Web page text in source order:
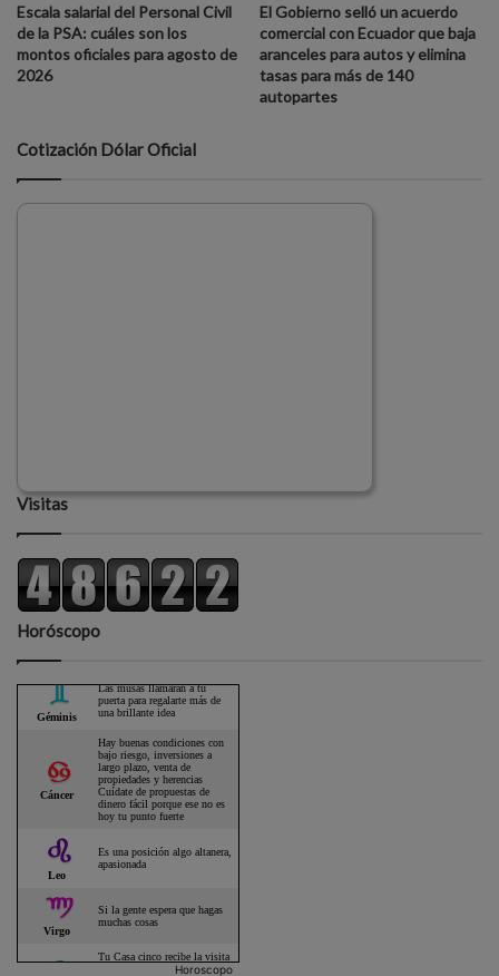
Escala salarial del Personal Civil
de la PSA: cuáles son los
montos oficiales para agosto de
2026
El Gobierno selló un acuerdo
comercial con Ecuador que baja
aranceles para autos y elimina
tasas para más de 140
autopartes
Cotización Dólar Oficial
Visitas
Horóscopo
Horoscopo